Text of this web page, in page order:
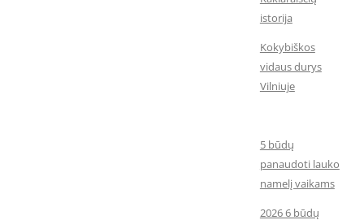
istorija
Kokybiškos
vidaus durys
Vilniuje
5 būdų
panaudoti lauko
namelį vaikams
2026 6 būdų